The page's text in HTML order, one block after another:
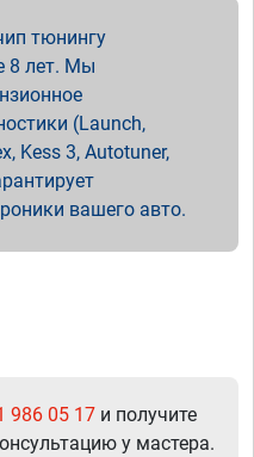
тюнингу
8 лет. Мы
(Launch,
Kess 3, Autotuner,
вашего авто.
986 05 17 и получите
у мастера.